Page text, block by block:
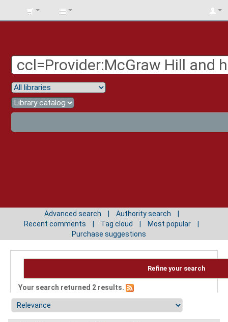
BIBLIOTECA
Advanced search
Authority search
Recent comments
Tag cloud
Most popular
Purchase suggestions
Refine your search
Your search returned 2 results.